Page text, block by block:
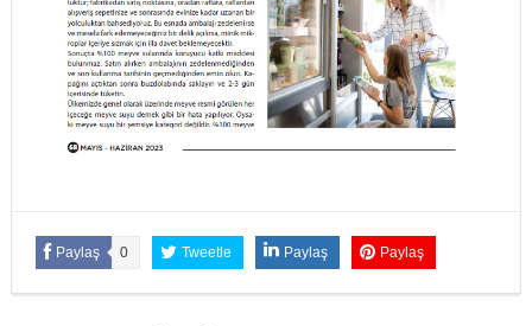
Paylaş 0 Tweetle Paylaş Paylaş